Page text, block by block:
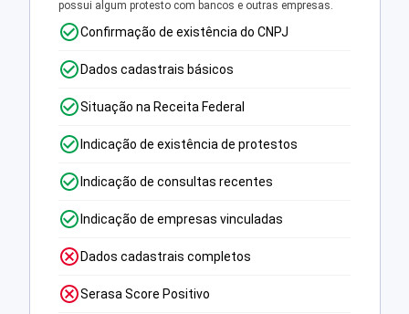
possui algum protesto com bancos e outras empresas.
Confirmação de existência do CNPJ
Dados cadastrais básicos
Situação na Receita Federal
Indicação de existência de protestos
Indicação de consultas recentes
Indicação de empresas vinculadas
Dados cadastrais completos
Serasa Score Positivo